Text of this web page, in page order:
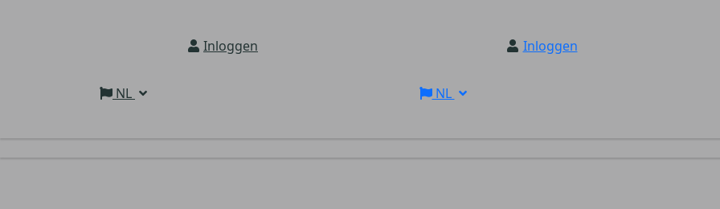
Inloggen
NL
Inloggen
NL